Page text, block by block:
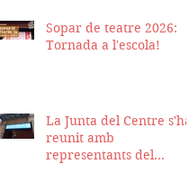
Sopar de teatre 2026:
Tornada a l'escola!
La Junta del Centre s'ha
reunit amb
representants del